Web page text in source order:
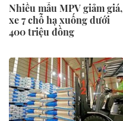
Nhiều mẫu MPV giảm giá,
xe 7 chỗ hạ xuống dưới
400 triệu đồng